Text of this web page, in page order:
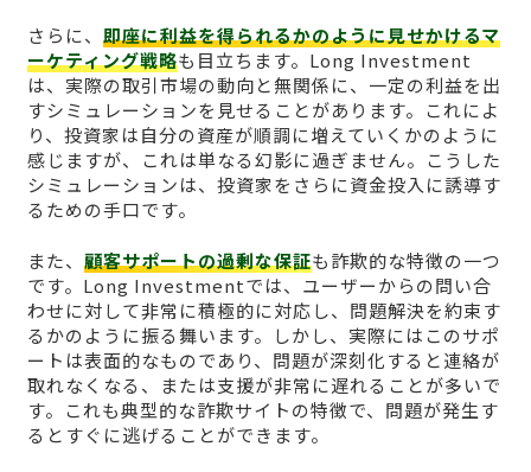
さらに、 即座に利益を得られるかのように見せかけるマ
ーケティング戦略も目立ちます。Long Investment
は、実際の取引市場の動向と無関係に、一定の利益を出
すシミュレーションを見せることがあります。これによ
り、投資家は自分の資産が順調に増えていくかのように
感じますが、これは単なる幻影に過ぎません。こうした
シミュレーションは、投資家をさらに資金投入に誘導す
るための手口です。
また、 顧客サポートの過剰な保証も詐欺的な特徴の一つ
です。Long Investmentでは、ユーザーからの問い合
わせに対して非常に積極的に対応し、問題解決を約束す
るかのように振る舞います。しかし、実際にはこのサポ
ートは表面的なものであり、問題が深刻化すると連絡が
取れなくなる、または支援が非常に遅れることが多いで
す。これも典型的な詐欺サイトの特徴で、問題が発生す
るとすぐに逃げることができます。